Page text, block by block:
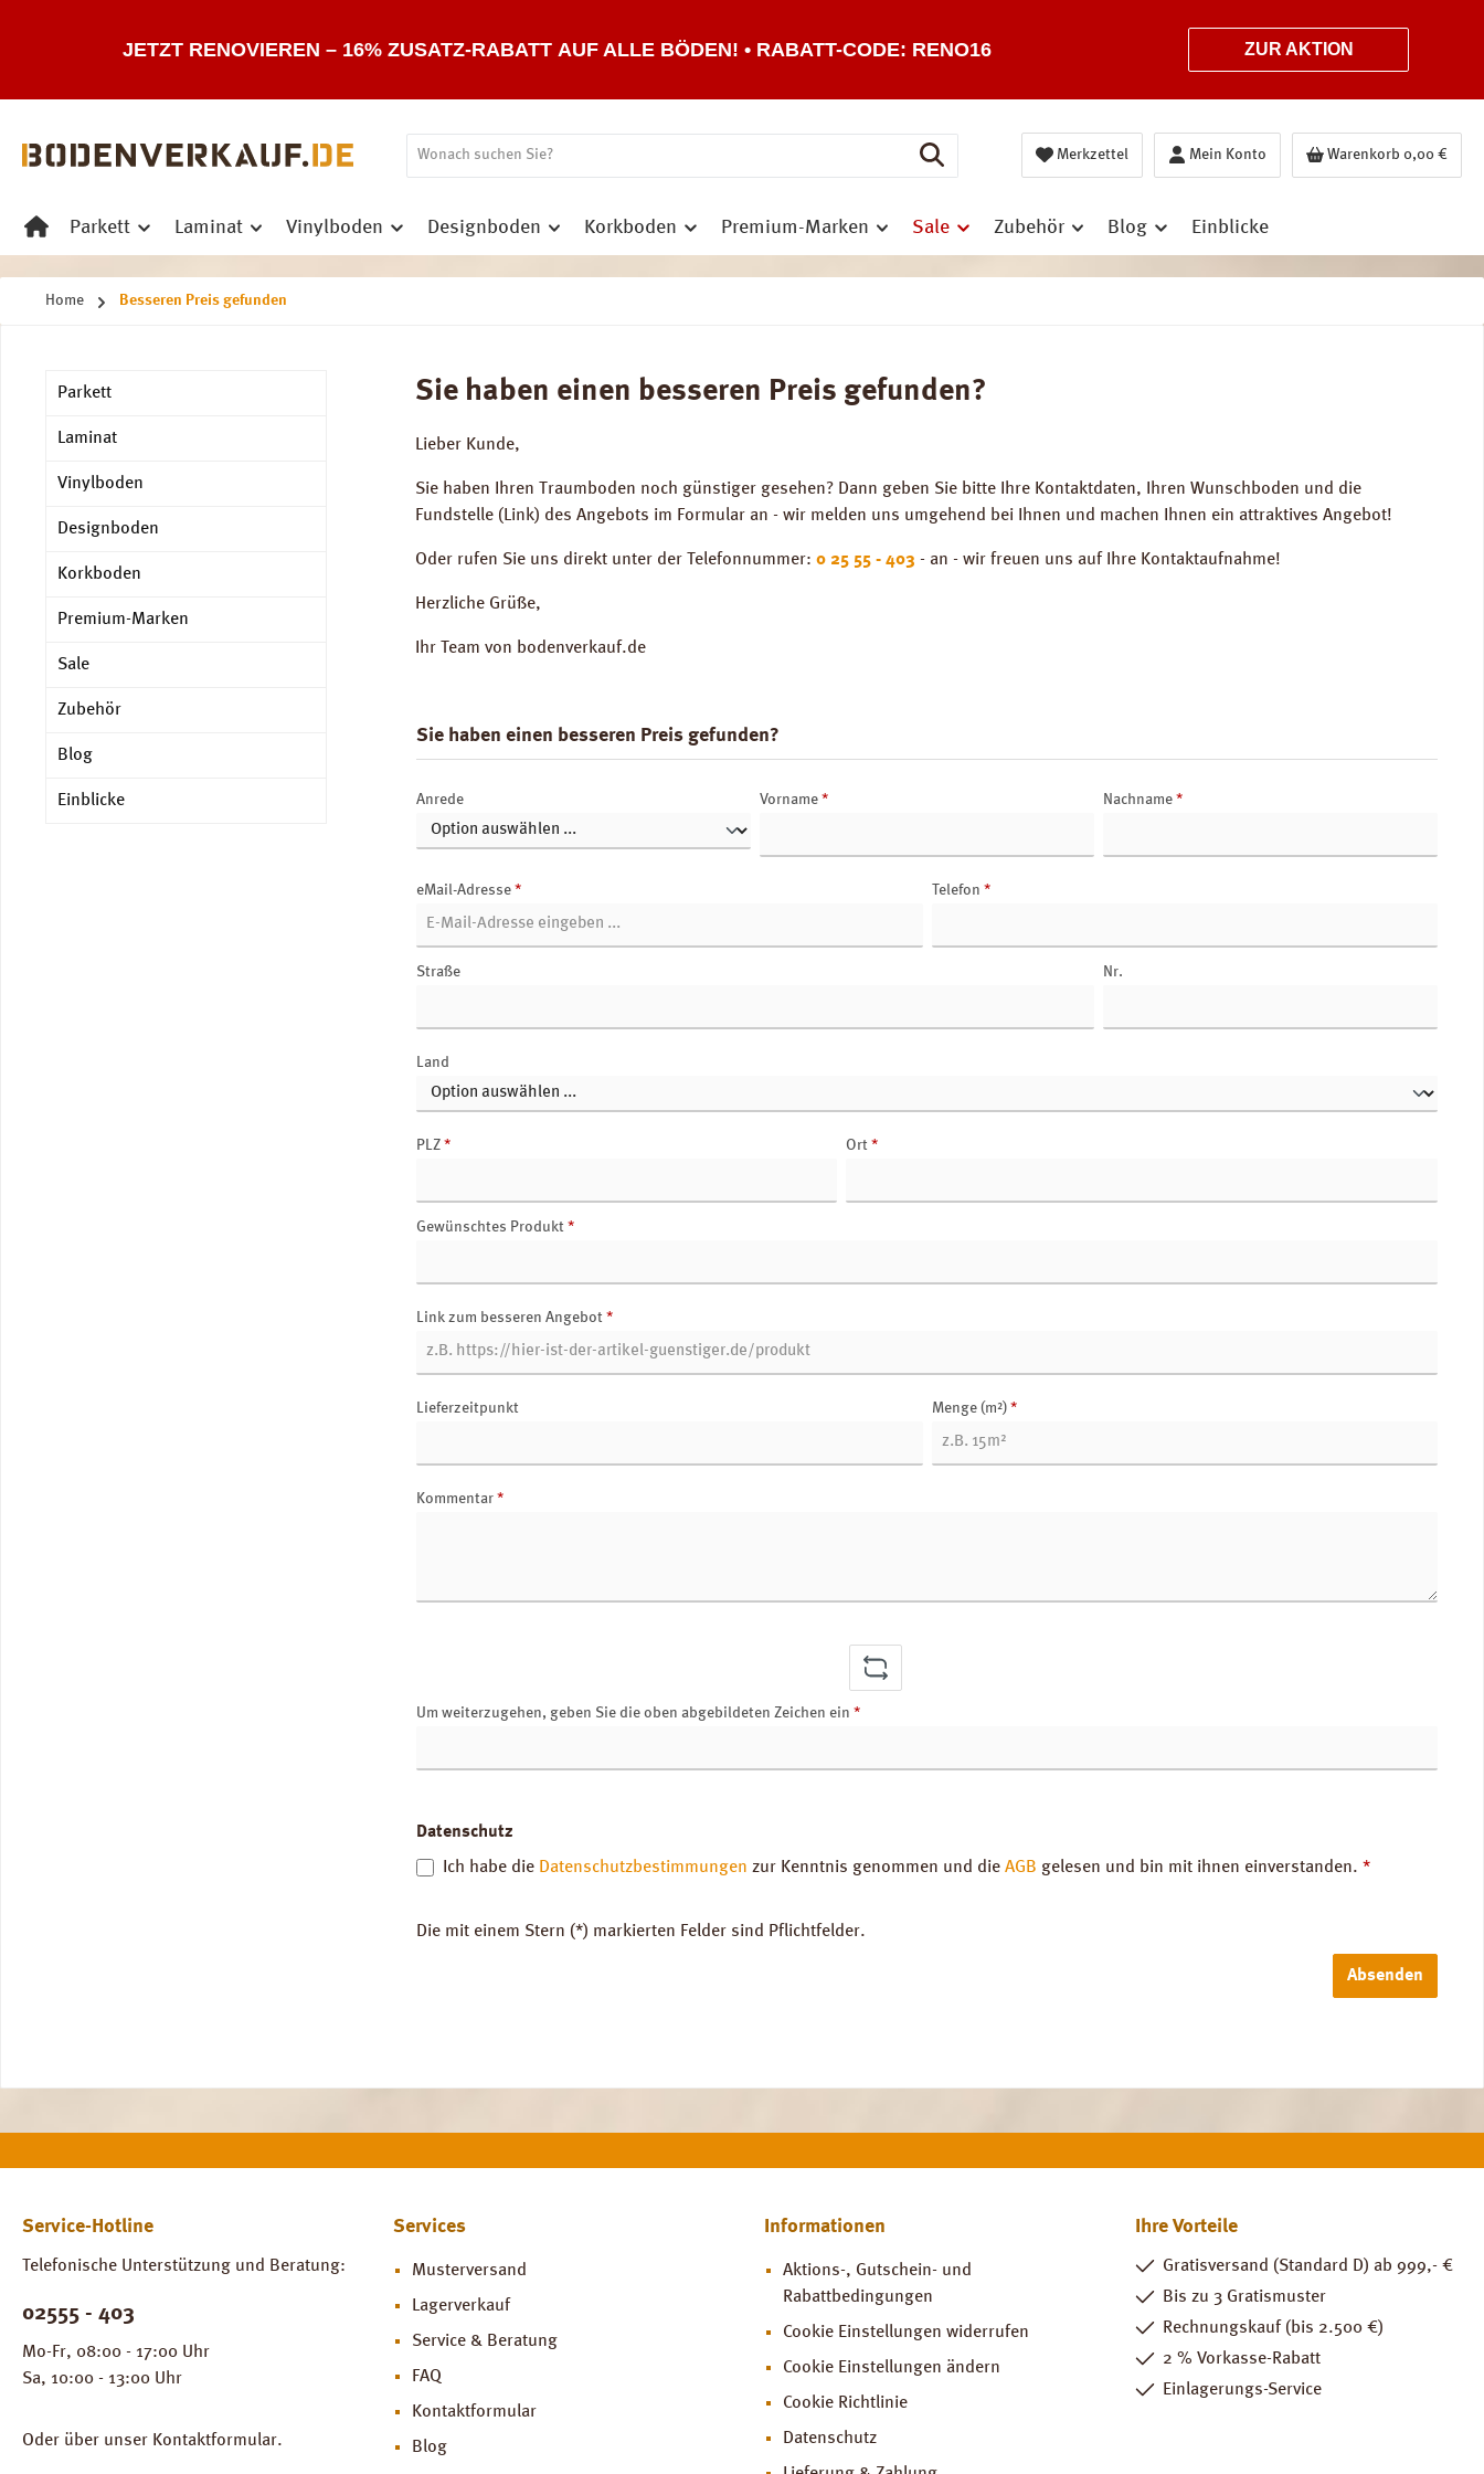
JETZT RENOVIEREN – 16% ZUSATZ-RABATT AUF ALLE BÖDEN! • RABATT-CODE: RENO16 ZUR AKTION
Merkzettel Mein Konto Warenkorb 0,00 €
Parkett Laminat Vinylboden Designboden Korkboden Premium-Marken Sale Zubehör Blog Einblicke
Home Besseren Preis gefunden
Parkett
Laminat
Vinylboden
Designboden
Korkboden
Premium-Marken
Sale
Zubehör
Blog
Einblicke
Sie haben einen besseren Preis gefunden?
Lieber Kunde,
Sie haben Ihren Traumboden noch günstiger gesehen? Dann geben Sie bitte Ihre Kontaktdaten, Ihren Wunschboden und die
Fundstelle (Link) des Angebots im Formular an - wir melden uns umgehend bei Ihnen und machen Ihnen ein attraktives Angebot!
Oder rufen Sie uns direkt unter der Telefonnummer: 0 25 55 - 403 - an - wir freuen uns auf Ihre Kontaktaufnahme!
Herzliche Grüße,
Ihr Team von bodenverkauf.de
Sie haben einen besseren Preis gefunden?
Anrede Vorname * Nachname *
eMail-Adresse * Telefon *
Straße Nr.
Land
PLZ * Ort *
Gewünschtes Produkt *
Link zum besseren Angebot *
Lieferzeitpunkt Menge (m²) *
Kommentar *
Um weiterzugehen, geben Sie die oben abgebildeten Zeichen ein *
Datenschutz
Ich habe die Datenschutzbestimmungen zur Kenntnis genommen und die AGB gelesen und bin mit ihnen einverstanden. *
Die mit einem Stern (*) markierten Felder sind Pflichtfelder.
Absenden
Service-Hotline
Telefonische Unterstützung und Beratung:
02555 - 403
Mo-Fr, 08:00 - 17:00 Uhr
Sa, 10:00 - 13:00 Uhr
Oder über unser Kontaktformular.
Services
Musterversand
Lagerverkauf
Service & Beratung
FAQ
Kontaktformular
Blog
Informationen
Aktions-, Gutschein- und
Rabattbedingungen
Cookie Einstellungen widerrufen
Cookie Einstellungen ändern
Cookie Richtlinie
Datenschutz
Ihre Vorteile
Gratisversand (Standard D) ab 999,- €
Bis zu 3 Gratismuster
Rechnungskauf (bis 2.500 €)
2 % Vorkasse-Rabatt
Einlagerungs-Service